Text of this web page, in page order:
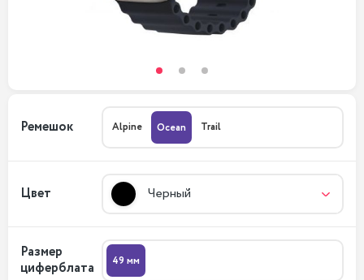
Ремешок Alpine Ocean Trail
Цвет Черный
Размер
циферблата
49 мм